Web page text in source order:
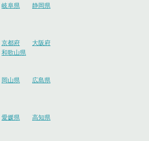
岐阜県
静岡県
京都府
大阪府
和歌山県
岡山県
広島県
愛媛県 高知県